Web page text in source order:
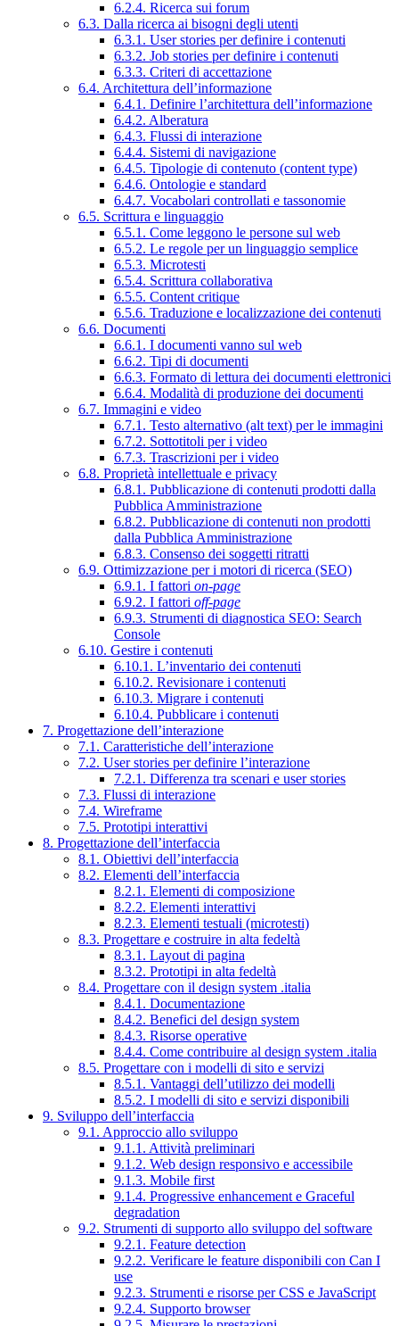
6.2.4. Ricerca sui forum
6.3. Dalla ricerca ai bisogni degli utenti
6.3.1. User stories per definire i contenuti
6.3.2. Job stories per definire i contenuti
6.3.3. Criteri di accettazione
6.4. Architettura dell’informazione
6.4.1. Definire l’architettura dell’informazione
6.4.2. Alberatura
6.4.3. Flussi di interazione
6.4.4. Sistemi di navigazione
6.4.5. Tipologie di contenuto (content type)
6.4.6. Ontologie e standard
6.4.7. Vocabolari controllati e tassonomie
6.5. Scrittura e linguaggio
6.5.1. Come leggono le persone sul web
6.5.2. Le regole per un linguaggio semplice
6.5.3. Microtesti
6.5.4. Scrittura collaborativa
6.5.5. Content critique
6.5.6. Traduzione e localizzazione dei contenuti
6.6. Documenti
6.6.1. I documenti vanno sul web
6.6.2. Tipi di documenti
6.6.3. Formato di lettura dei documenti elettronici
6.6.4. Modalità di produzione dei documenti
6.7. Immagini e video
6.7.1. Testo alternativo (alt text) per le immagini
6.7.2. Sottotitoli per i video
6.7.3. Trascrizioni per i video
6.8. Proprietà intellettuale e privacy
6.8.1. Pubblicazione di contenuti prodotti dalla
Pubblica Amministrazione
6.8.2. Pubblicazione di contenuti non prodotti
dalla Pubblica Amministrazione
6.8.3. Consenso dei soggetti ritratti
6.9. Ottimizzazione per i motori di ricerca (SEO)
6.9.1. I fattori on-page
6.9.2. I fattori off-page
6.9.3. Strumenti di diagnostica SEO: Search
Console
6.10. Gestire i contenuti
6.10.1. L’inventario dei contenuti
6.10.2. Revisionare i contenuti
6.10.3. Migrare i contenuti
6.10.4. Pubblicare i contenuti
7. Progettazione dell’interazione
7.1. Caratteristiche dell’interazione
7.2. User stories per definire l’interazione
7.2.1. Differenza tra scenari e user stories
7.3. Flussi di interazione
7.4. Wireframe
7.5. Prototipi interattivi
8. Progettazione dell’interfaccia
8.1. Obiettivi dell’interfaccia
8.2. Elementi dell’interfaccia
8.2.1. Elementi di composizione
8.2.2. Elementi interattivi
8.2.3. Elementi testuali (microtesti)
8.3. Progettare e costruire in alta fedeltà
8.3.1. Layout di pagina
8.3.2. Prototipi in alta fedeltà
8.4. Progettare con il design system .italia
8.4.1. Documentazione
8.4.2. Benefici del design system
8.4.3. Risorse operative
8.4.4. Come contribuire al design system .italia
8.5. Progettare con i modelli di sito e servizi
8.5.1. Vantaggi dell’utilizzo dei modelli
8.5.2. I modelli di sito e servizi disponibili
9. Sviluppo dell’interfaccia
9.1. Approccio allo sviluppo
9.1.1. Attività preliminari
9.1.2. Web design responsivo e accessibile
9.1.3. Mobile first
9.1.4. Progressive enhancement e Graceful
degradation
9.2. Strumenti di supporto allo sviluppo del software
9.2.1. Feature detection
9.2.2. Verificare le feature disponibili con Can I
use
9.2.3. Strumenti e risorse per CSS e JavaScript
9.2.4. Supporto browser